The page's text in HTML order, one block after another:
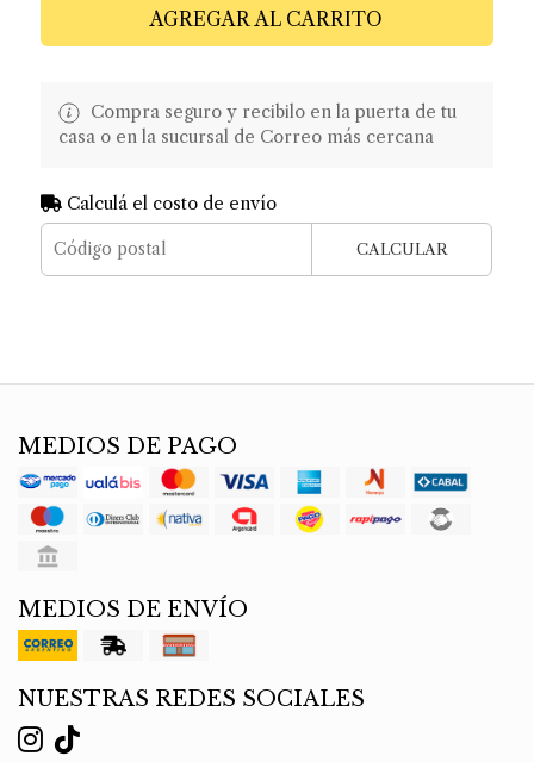
AGREGAR AL CARRITO
Compra seguro y recibilo en la puerta de tu
casa o en la sucursal de Correo más cercana
Calculá el costo de envío
CALCULAR
MEDIOS DE PAGO
MEDIOS DE ENVÍO
NUESTRAS REDES SOCIALES